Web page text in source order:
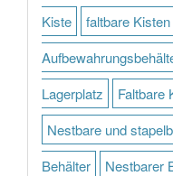
Kiste
faltbare
Lagerplatz
Faltbare
Nestbare und
Behälter
Nestbarer